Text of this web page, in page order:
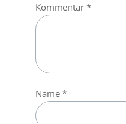
Kommentar *
Name *